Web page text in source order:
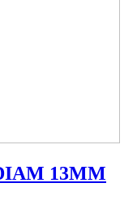
13MM